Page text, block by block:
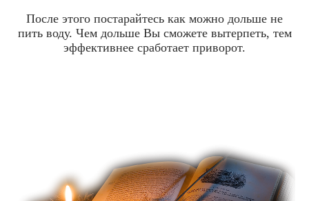
После этого постарайтесь как можно дольше не
пить воду. Чем дольше Вы сможете вытерпеть, тем
эффективнее сработает приворот.